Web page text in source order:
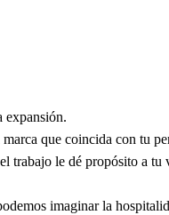
expansión.
que coincida con tu
trabajo le dé propósito
imaginar la